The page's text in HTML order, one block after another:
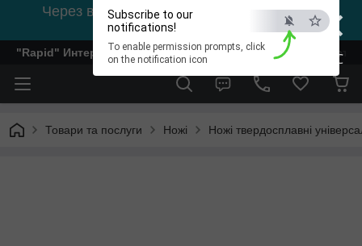
×
ESC
Subscribe to our
notifications!
To enable permission prompts, click
on the notification icon
Через відсутність світла, зв'язок на viber
0978002056
"Rapid" Интернет-магазин деревообрабатывающего
Товари та послуги Ножі Ножі твердосплавні